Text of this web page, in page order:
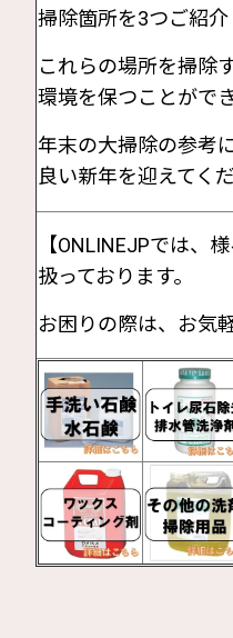
掃除箇所を3つご紹介
これらの場所を掃除
環境を保つことができ
年末の大掃除の参考
良い新年を迎えてくだ
【ONLINEJPでは、
扱っております。
お困りの際は、お気